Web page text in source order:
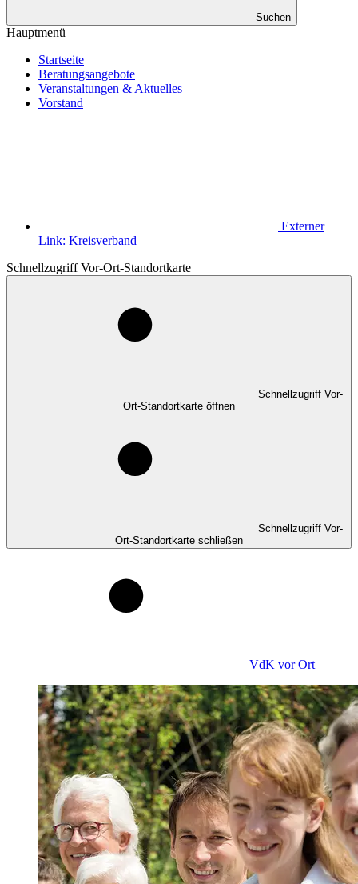
Suchen
Hauptmenü
Startseite
Beratungsangebote
Veranstaltungen & Aktuelles
Vorstand
Externer
Link: Kreisverband
Schnellzugriff Vor-Ort-Standortkarte
Schnellzugriff Vor-
Ort-Standortkarte öffnen
Schnellzugriff Vor-
Ort-Standortkarte schließen
VdK vor Ort